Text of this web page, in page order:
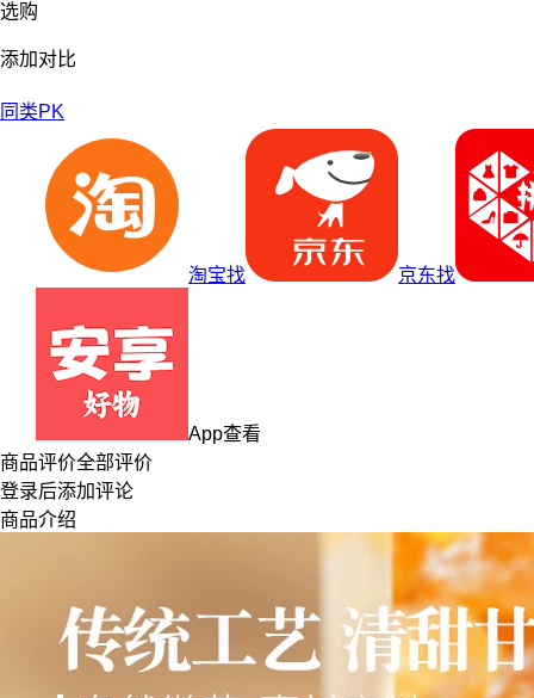
选购
添加对比
同类PK
淘宝找 京东找
App查看
商品评价全部评价
登录后添加评论
商品介绍